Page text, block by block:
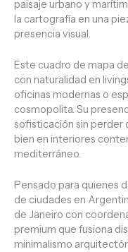
paisaje urbano y
la cartografía en una
presencia visual.
Este cuadro de mapa
con naturalidad en
oficinas modernas o
cosmopolita. Su
sofisticación sin perder
bien en interiores
mediterráneo.
Pensado para quienes
de ciudades en
de Janeiro con
premium que fusiona
minimalismo